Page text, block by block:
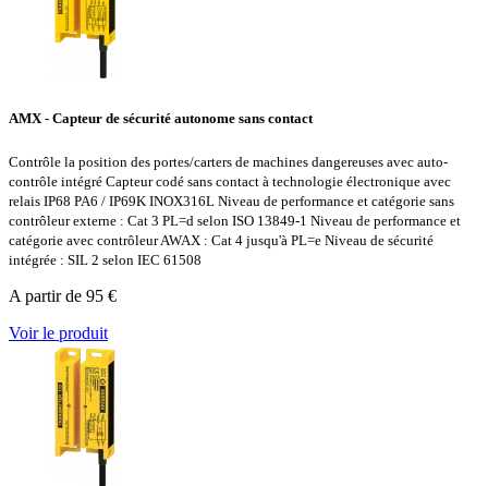
AMX - Capteur de sécurité autonome sans contact
Contrôle la position des portes/carters de machines dangereuses avec auto-
contrôle intégré Capteur codé sans contact à technologie électronique avec
relais IP68 PA6 / IP69K INOX316L Niveau de performance et catégorie sans
contrôleur externe : Cat 3 PL=d selon ISO 13849-1 Niveau de performance et
catégorie avec contrôleur AWAX : Cat 4 jusqu'à PL=e Niveau de sécurité
intégrée : SIL 2 selon IEC 61508
A partir de 95 €
Voir le produit